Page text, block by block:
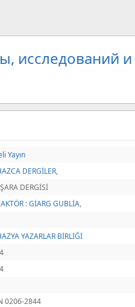
исследований
Yayın
DERGİLER,
DERGİSİ
: GİARG GUBLİA,
YAZARLAR BİRLİĞİ
0206-2844